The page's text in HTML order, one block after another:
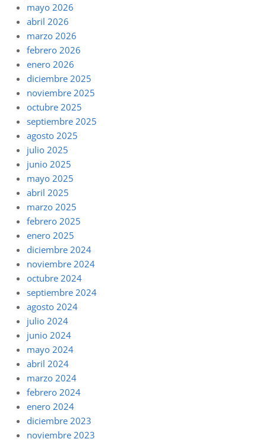
mayo 2026
abril 2026
marzo 2026
febrero 2026
enero 2026
diciembre 2025
noviembre 2025
octubre 2025
septiembre 2025
agosto 2025
julio 2025
junio 2025
mayo 2025
abril 2025
marzo 2025
febrero 2025
enero 2025
diciembre 2024
noviembre 2024
octubre 2024
septiembre 2024
agosto 2024
julio 2024
junio 2024
mayo 2024
abril 2024
marzo 2024
febrero 2024
enero 2024
diciembre 2023
noviembre 2023